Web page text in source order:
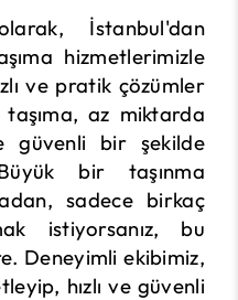
İstanbul'dan
hizmetlerimizle
ve pratik çözümler
az miktarda
güvenli bir şekilde
bir taşınma
sadece birkaç
istiyorsanız, bu
Deneyimli ekibimiz,
hızlı ve güvenli